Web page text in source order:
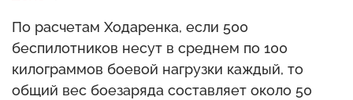
По расчетам Ходаренка, если 500
беспилотников несут в среднем по 100
килограммов боевой нагрузки каждый, то
общий вес боезаряда составляет около 50